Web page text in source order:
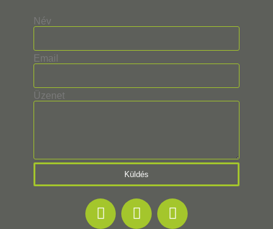
Név
Email
Üzenet
Küldés